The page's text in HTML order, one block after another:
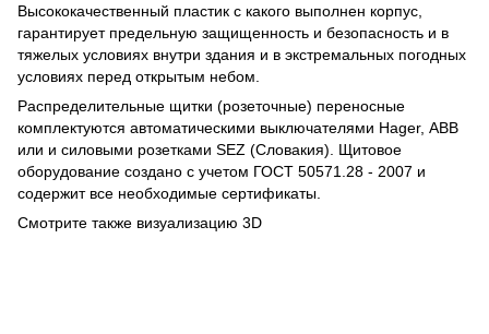
Высококачественный пластик с какого выполнен корпус,
гарантирует предельную защищенность и безопасность и в
тяжелых условиях внутри здания и в экстремальных погодных
условиях перед открытым небом.
Распределительные щитки (розеточные) переносные
комплектуются автоматическими выключателями Hager, АВВ
или и силовыми розетками SEZ (Словакия). Щитовое
оборудование создано с учетом ГОСТ 50571.28 - 2007 и
содержит все необходимые сертификаты.
Смотрите также визуализацию 3D